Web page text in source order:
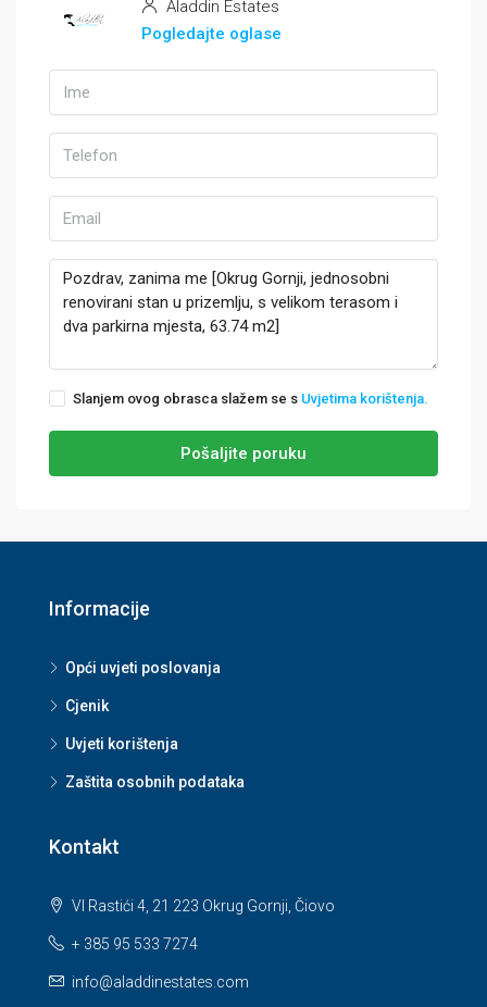
Aladdin Estates
Pogledajte oglase
Slanjem ovog obrasca slažem se s Uvjetima korištenja.
Pošaljite poruku
Informacije
Opći uvjeti poslovanja
Cjenik
Uvjeti korištenja
Zaštita osobnih podataka
Kontakt
VI Rastići 4, 21 223 Okrug Gornji, Čiovo
+ 385 95 533 7274
info@aladdinestates.com